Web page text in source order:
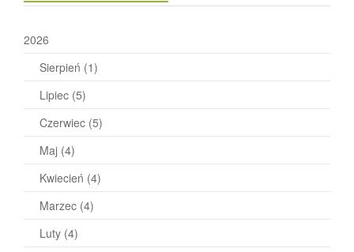
2026
Sierpień (1)
Lipiec (5)
Czerwiec (5)
Maj (4)
Kwiecień (4)
Marzec (4)
Luty (4)